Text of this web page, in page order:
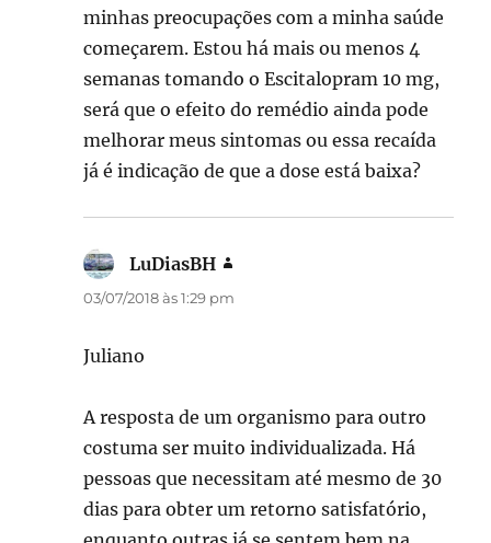
minhas preocupações com a minha saúde
começarem. Estou há mais ou menos 4
semanas tomando o Escitalopram 10 mg,
será que o efeito do remédio ainda pode
melhorar meus sintomas ou essa recaída
já é indicação de que a dose está baixa?
LuDiasBH
03/07/2018 às 1:29 pm
Juliano
A resposta de um organismo para outro
costuma ser muito individualizada. Há
pessoas que necessitam até mesmo de 30
dias para obter um retorno satisfatório,